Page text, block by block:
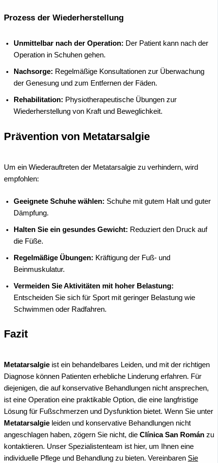
Prozess der Wiederherstellung
Unmittelbar nach der Operation: Der Patient kann nach der
Operation in Schuhen gehen.
Nachsorge: Regelmäßige Konsultationen zur Überwachung
der Genesung und zum Entfernen der Fäden.
Rehabilitation: Physiotherapeutische Übungen zur
Wiederherstellung von Kraft und Beweglichkeit.
Prävention von Metatarsalgie
Um ein Wiederauftreten der Metatarsalgie zu verhindern, wird
empfohlen:
Geeignete Schuhe wählen: Schuhe mit gutem Halt und guter
Dämpfung.
Halten Sie ein gesundes Gewicht: Reduziert den Druck auf
die Füße.
Regelmäßige Übungen: Kräftigung der Fuß- und
Beinmuskulatur.
Vermeiden Sie Aktivitäten mit hoher Belastung:
Entscheiden Sie sich für Sport mit geringer Belastung wie
Schwimmen oder Radfahren.
Fazit
Metatarsalgie ist ein behandelbares Leiden, und mit der richtigen
Diagnose können Patienten erhebliche Linderung erfahren. Für
diejenigen, die auf konservative Behandlungen nicht ansprechen,
ist eine Operation eine praktikable Option, die eine langfristige
Lösung für Fußschmerzen und Dysfunktion bietet. Wenn Sie unter
Metatarsalgie leiden und konservative Behandlungen nicht
angeschlagen haben, zögern Sie nicht, die Clínica San Román zu
kontaktieren. Unser Spezialistenteam ist hier, um Ihnen eine
individuelle Pflege und Behandlung zu bieten. Vereinbaren Sie